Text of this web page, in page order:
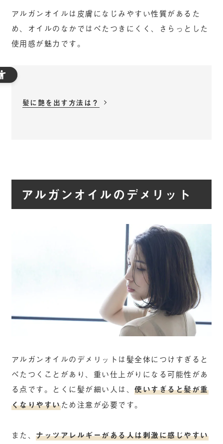
アルガンオイルは皮膚になじみやすい性質があるた
め、オイルのなかではべたつきにくく、さらっとした
使用感が魅力です。
髪に艶を出す方法は？
アルガンオイルのデメリット
アルガンオイルのデメリットは髪全体につけすぎると
べたつくことがあり、重い仕上がりになる可能性があ
る点です。とくに髪が細い人は、使いすぎると髪が重
くなりやすいため注意が必要です。
また、ナッツアレルギーがある人は刺激に感じやすい